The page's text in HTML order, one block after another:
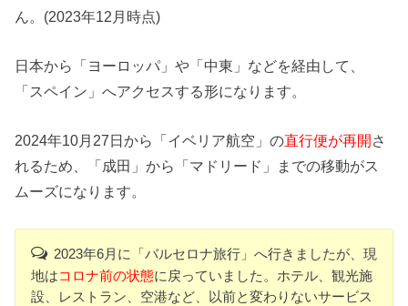
ん。(2023年12月時点)
日本から「ヨーロッパ」や「中東」などを経由して、
「スペイン」へアクセスする形になります。
2024年10月27日から「イベリア航空」の直行便が再開 さ
れるため、「成田」から「マドリード」までの移動がス
ムーズになります。
2023年6月に「バルセロナ旅行」へ行きましたが、現
地はコロナ前の状態に戻っていました。ホテル、観光施
設、レストラン、空港など、以前と変わりないサービス